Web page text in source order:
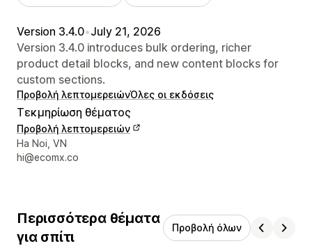
Version 3.4.0•July 21, 2026
Version 3.4.0 introduces bulk ordering, richer
product detail blocks, and new content blocks for
custom sections.
Προβολή λεπτομερειώνΌλες οι εκδόσεις
Τεκμηρίωση θέματος
Προβολή λεπτομερειών
Στοιχεία επικοινωνίας σχεδιαστή
Ha Noi, VN
hi@ecomx.co
Περισσότερα θέματα
για σπίτι
Προβολή όλων